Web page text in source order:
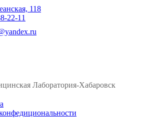
118
22-11
Лаборатория-Хабаровск